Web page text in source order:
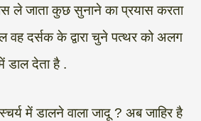
ले जाता कुछ सुनाने का प्रयास करता
दर्सक के द्वारा चुने पत्थर को अलग
डाल देता है .
में डालने वाला जादू ? अब जाहिर है